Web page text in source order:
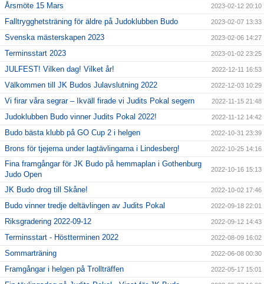
Årsmöte 15 Mars 2023-02-12 20:10
Falltrygghetsträning för äldre på Judoklubben Budo 2023-02-07 13:33
Svenska mästerskapen 2023 2023-02-06 14:27
Terminsstart 2023 2023-01-02 23:25
JULFEST! Vilken dag! Vilket år! 2022-12-11 16:53
Välkommen till JK Budos Julavslutning 2022 2022-12-03 10:29
Vi firar våra segrar – Ikväll firade vi Judits Pokal segern 2022-11-15 21:48
Judoklubben Budo vinner Judits Pokal 2022! 2022-11-12 14:42
Budo bästa klubb på GO Cup 2 i helgen 2022-10-31 23:39
Brons för tjejerna under lagtävlingarna i Lindesberg! 2022-10-25 14:16
Fina framgångar för JK Budo på hemmaplan i Gothenburg
Judo Open
2022-10-16 15:13
JK Budo drog till Skåne! 2022-10-02 17:46
Budo vinner tredje deltävlingen av Judits Pokal 2022-09-18 22:01
Riksgradering 2022-09-12 2022-09-12 14:43
Terminsstart - Höstterminen 2022 2022-08-09 16:02
Sommarträning 2022-06-08 00:30
Framgångar i helgen på Trollträffen 2022-05-17 15:01